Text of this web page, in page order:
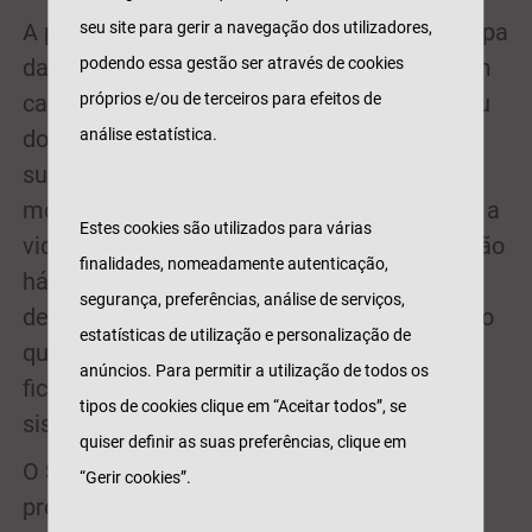
A proteção deve ser adequada em cada etapa
da vida e, por isso, com o Vida Mais Cool em
caso de invalidez provocada por acidente ou
doença grave, o valor a receber é 10 vezes
superior ao do capital seguro em caso de
morte. Um acidente ou doença pode mudar a
vida a qualquer momento e muitas vezes não
há capacidade financeira para fazer face às
despesas. É muito importante ter um seguro
que possa assegurar apoio financeiro, não
ficando dependente de terceiros ou de
sistemas de proteção social.
O Seguro Vida Mais Cool oferece também
proteção na prática de diversas atividades
seu site para gerir a navegação dos utilizadores,
podendo essa gestão ser através de cookies
próprios e/ou de terceiros para efeitos de
análise estatística.
Estes cookies são utilizados para várias
finalidades, nomeadamente autenticação,
segurança, preferências, análise de serviços,
estatísticas de utilização e personalização de
anúncios. Para permitir a utilização de todos os
tipos de cookies clique em “Aceitar todos”, se
quiser definir as suas preferências, clique em
“Gerir cookies”.